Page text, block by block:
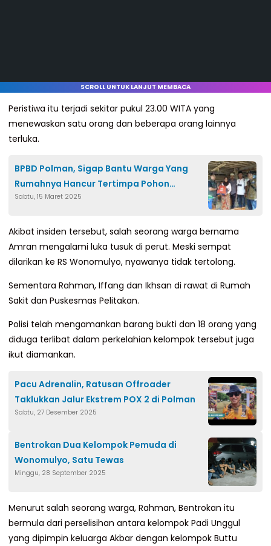
SCROLL UNTUK LANJUT MEMBACA
Peristiwa itu terjadi sekitar pukul 23.00 WITA yang
menewaskan satu orang dan beberapa orang lainnya
terluka.
BPBD Polman, Sigap Bantu Warga Yang
Rumahnya Hancur Tertimpa Pohon
Tumbang
Sabtu, 15 Maret 2025
Akibat insiden tersebut, salah seorang warga bernama
Amran mengalami luka tusuk di perut. Meski sempat
dilarikan ke RS Wonomulyo, nyawanya tidak tertolong.
Sementara Rahman, Iffang dan Ikhsan di rawat di Rumah
Sakit dan Puskesmas Pelitakan.
Polisi telah mengamankan barang bukti dan 18 orang yang
diduga terlibat dalam perkelahian kelompok tersebut juga
ikut diamankan.
Pacu Adrenalin, Ratusan Offroader
Taklukkan Jalur Ekstrem POX 2 di Polman
Sabtu, 27 Desember 2025
Bentrokan Dua Kelompok Pemuda di
Wonomulyo, Satu Tewas
Minggu, 28 September 2025
Menurut salah seorang warga, Rahman, Bentrokan itu
bermula dari perselisihan antara kelompok Padi Unggul
yang dipimpin keluarga Akbar dengan kelompok Buttu